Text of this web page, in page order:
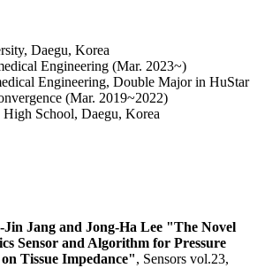
Daegu, Korea
Engineering (Mar. 2023~)
Engineering, Double Major in HuStar
(Mar. 2019~2022)
School, Daegu, Korea
Jin Jang and Jong-Ha Lee "The Novel
Sensor and Algorithm for Pressure
Tissue Impedance", Sensors vol.23,